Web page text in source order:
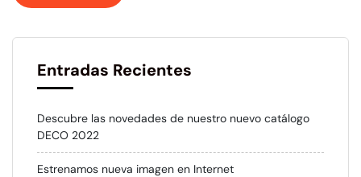
Entradas Recientes
Descubre las novedades de nuestro nuevo catálogo
DECO 2022
Estrenamos nueva imagen en Internet